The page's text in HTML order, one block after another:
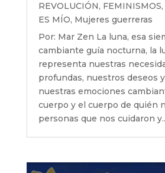
REVOLUCIÓN, FEMINISMOS,
ES MÍO, Mujeres guerreras
Por: Mar Zen La luna, esa
cambiante guía nocturna, la
representa nuestras
profundas, nuestros deseos
nuestras emociones
cuerpo y el cuerpo de quién
personas que nos cuidaron